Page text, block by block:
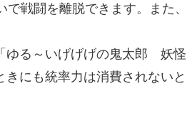
戦闘を離脱できます。また、
ゆる～いげげげの鬼太郎 妖怪
にも統率力は消費されないと